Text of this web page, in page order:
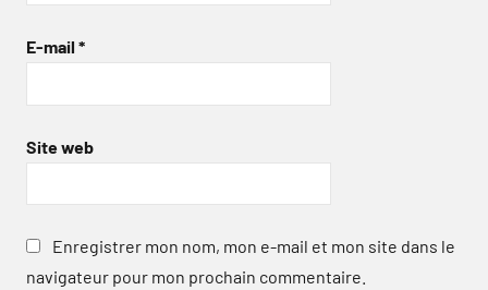
E-mail *
Site web
Enregistrer mon nom, mon e-mail et mon site dans le
navigateur pour mon prochain commentaire.